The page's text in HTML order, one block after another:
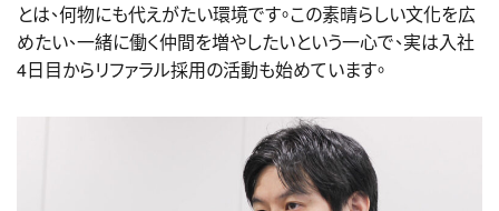
とは、何物にも代えがたい環境です。この素晴らしい文化を広
めたい、一緒に働く仲間を増やしたいという一心で、実は入社
4日目からリファラル採用の活動も始めています。